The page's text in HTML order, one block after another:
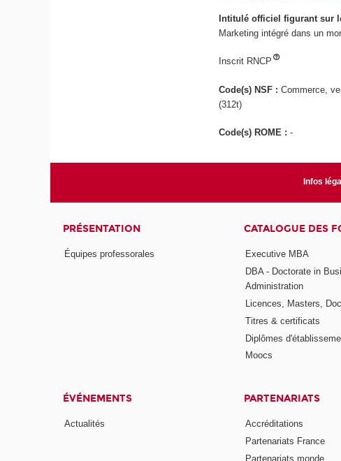
Intitulé officiel figurant sur
Marketing intégré dans un
Inscrit RNCP
Code(s) NSF :Commerce,
(312t)
Code(s) ROME :-
Infos
PRÉSENTATION
Équipes professorales
CATALOGUE DES
Executive MBA
DBA - Doctorate in
Administration
Licences, Masters,
Titres & certificats
Diplômes
Moocs
ÉVÉNEMENTS
Actualités
PARTENARIATS
Accréditations
Partenariats France
Partenariats monde